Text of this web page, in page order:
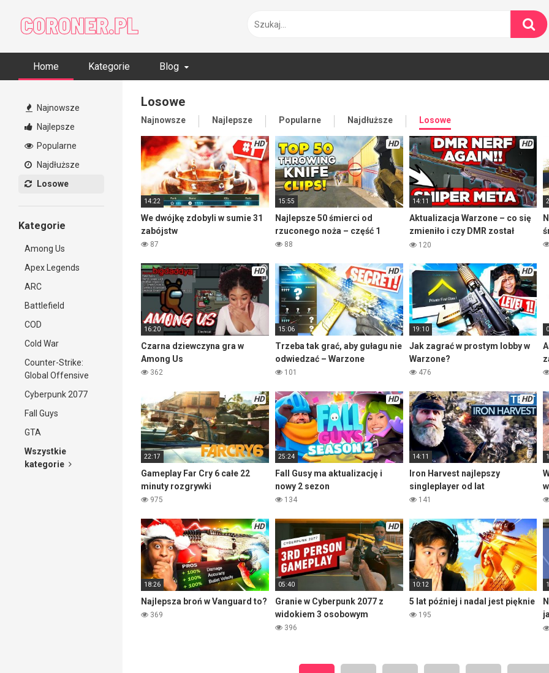
content
Home Kategorie Blog
Najnowsze
Najlepsze
Popularne
Najdłuższe
Losowe
Kategorie
Among Us
Apex Legends
ARC
Battlefield
COD
Cold War
Counter-Strike:
Global Offensive
Cyberpunk 2077
Fall Guys
GTA
Wszystkie
kategorie
Losowe
Najnowsze Najlepsze Popularne Najdłuższe Losowe
HD
14:22
We dwójkę zdobyli w sumie 31
zabójstw
87
HD
15:55
Najlepsze 50 śmierci od
rzuconego noża – część 1
88
HD
14:11
Aktualizacja Warzone – co się
zmieniło i czy DMR został
znerfiony?
120
HD
16:20
Czarna dziewczyna gra w
Among Us
362
HD
15:06
Trzeba tak grać, aby gułagu nie
odwiedzać – Warzone
101
HD
19:10
Jak zagrać w prostym lobby w
Warzone?
476
HD
22:17
Gameplay Far Cry 6 całe 22
minuty rozgrywki
975
HD
25:24
Fall Gusy ma aktualizację i
nowy 2 sezon
134
HD
14:11
Iron Harvest najlepszy
singleplayer od lat
141
HD
18:26
Najlepsza broń w Vanguard to?
369
HD
05:40
Granie w Cyberpunk 2077 z
widokiem 3 osobowym
396
10:12
5 lat później i nadal jest pięknie
195